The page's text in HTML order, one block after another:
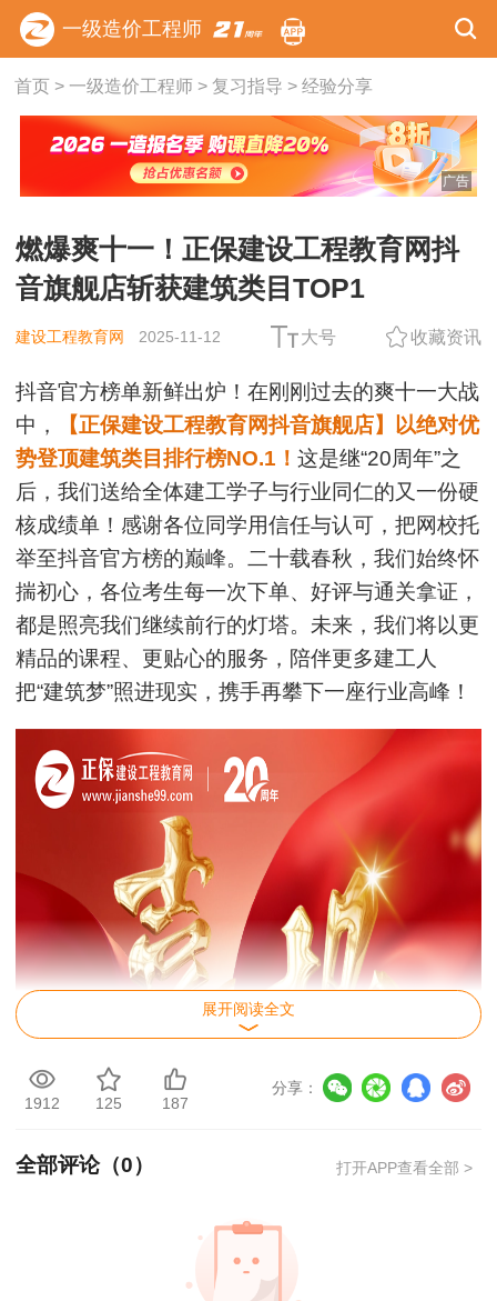
一级造价工程师
首页> 一级造价工程师> 复习指导 > 经验分享
广告
燃爆爽十一！正保建设工程教育网抖
音旗舰店斩获建筑类目TOP1
建设工程教育网 2025-11-12 大号 收藏资讯
抖音官方榜单新鲜出炉！在刚刚过去的爽十一大战
中，
【正保建设工程教育网抖音旗舰店】以绝对优
势登顶建筑类目排行榜NO.1！这是继“20周年”之
后，我们送给全体建工学子与行业同仁的又一份硬
核成绩单！感谢各位同学用信任与认可，把网校托
举至抖音官方榜的巅峰。二十载春秋，我们始终怀
揣初心，各位考生每一次下单、好评与通关拿证，
都是照亮我们继续前行的灯塔。未来，我们将以更
精品的课程、更贴心的服务，陪伴更多建工人
把“建筑梦”照进现实，携手再攀下一座行业高峰！
展开阅读全文
1912 125 187
分享：
全部评论（0） 打开APP查看全部 >